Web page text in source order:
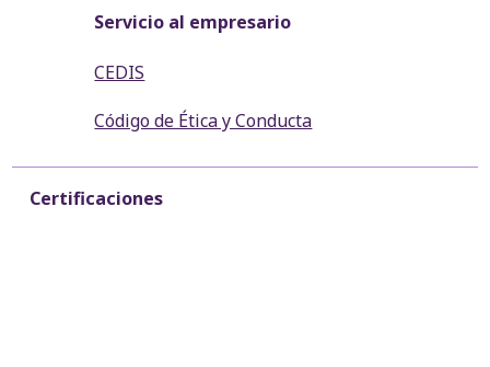
Servicio al empresario
CEDIS
Código de Ética y Conducta
Certificaciones